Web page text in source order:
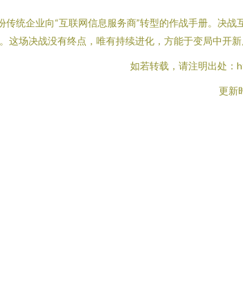
统企业向“互联网信息服务商”转型的作战手册。决
这场决战没有终点，唯有持续进化，方能于变局中开
如若转载，请注明出处
更新